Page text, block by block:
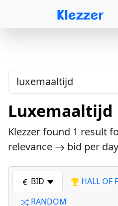
Luxemaaltijd
Klezzer found 1 result
relevance
bid per day
BID HALL OF
RANDOM